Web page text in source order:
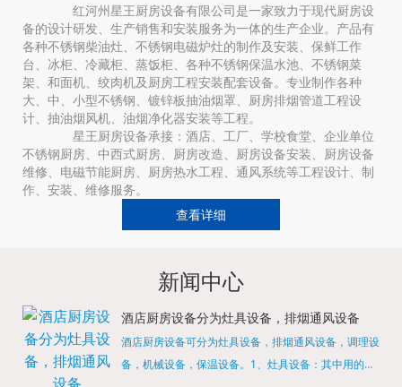
红河州星王厨房设备有限公司是一家致力于现代厨房设
备的设计研发、生产销售和安装服务为一体的生产企业。产品有
各种不锈钢柴油灶、不锈钢电磁炉灶的制作及安装、保鲜工作
台、冰柜、冷藏柜、蒸饭柜、各种不锈钢保温水池、不锈钢菜
架、和面机、绞肉机及厨房工程安装配套设备。专业制作各种
大、中、小型不锈钢、镀锌板抽油烟罩、厨房排烟管道工程设
计、抽油烟风机、油烟净化器安装等工程。
星王厨房设备承接：酒店、工厂、学校食堂、企业单位
不锈钢厨房、中西式厨房、厨房改造、厨房设备安装、厨房设备
维修、电磁节能厨房、厨房热水工程、通风系统等工程设计、制
作、安装、维修服务。
查看详细
新闻中心
酒店厨房设备分为灶具设备，排烟通风设备
酒店厨房设备可分为灶具设备，排烟通风设备，调理设
备，机械设备，保温设备。1、灶具设备：其中用的较